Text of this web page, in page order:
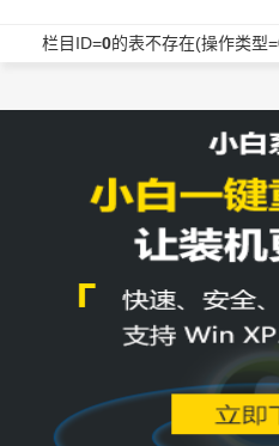
栏目ID=0的表不存在(操作类型